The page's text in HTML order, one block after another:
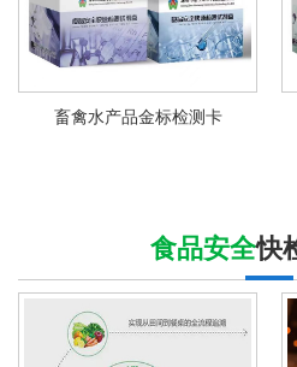
畜禽水产品金标检测卡
食品安全快